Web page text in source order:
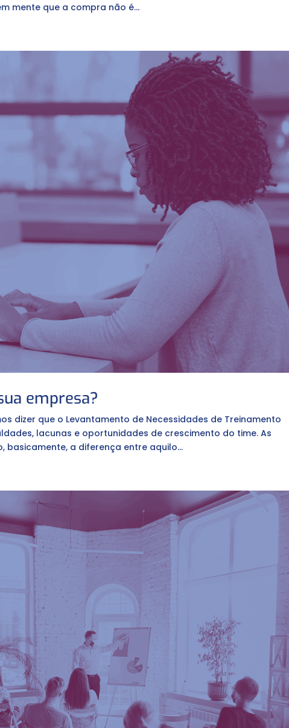
mente que a compra não é...
empresa?
dizer que o Levantamento de Necessidades de Treinamento
lacunas e oportunidades de crescimento do time. As
basicamente, a diferença entre aquilo...